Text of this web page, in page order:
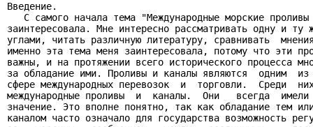
Введение.
С самого начала тема "Международные морские
заинтересовала. Мне интересно рассматривать одну и
углами, читать различную литературу, сравнивать
именно эта тема меня заинтересовала, потому что эти
важны, и на протяжении всего исторического процесса
за обладание ими. Проливы и каналы являются  одним
сфере международных перевозок  и  торговли.  Среди
международные проливы  и  каналы.  Они   всегда  имели
значение. Это вполне понятно, так как обладание тем
каналом часто означало для государства возможность